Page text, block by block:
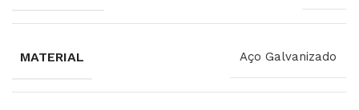
MATERIAL Aço Galvanizado